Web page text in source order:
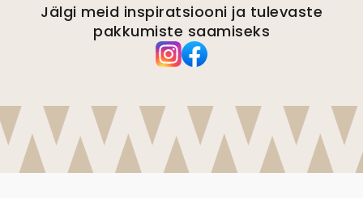
Jälgi meid inspiratsiooni ja tulevaste
pakkumiste saamiseks